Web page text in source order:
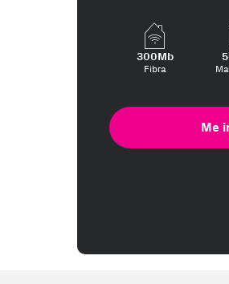
que más te interese, con los mejores
300Mb
Fibra
Me